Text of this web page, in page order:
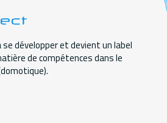
développer et devient un label
de compétences dans le